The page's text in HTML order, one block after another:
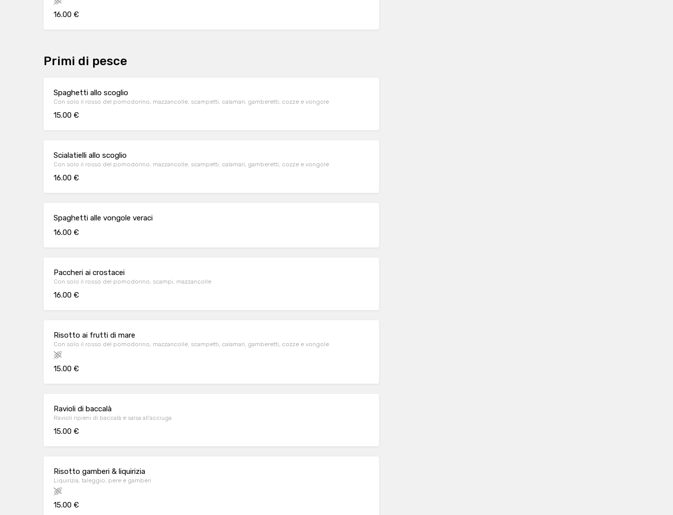
16.00 €
Primi di pesce
Spaghetti allo scoglio
Con solo il rosso del pomodorino, mazzancolle, scampetti, calamari, gamberetti, cozze e vongole
15.00 €
Scialatielli allo scoglio
Con solo il rosso del pomodorino, mazzancolle, scampetti, calamari, gamberetti, cozze e vongole
16.00 €
Spaghetti alle vongole veraci
16.00 €
Paccheri ai crostacei
Con solo il rosso del pomodorino, scampi, mazzancolle
16.00 €
Risotto ai frutti di mare
Con solo il rosso del pomodorino, mazzancolle, scampetti, calamari, gamberetti, cozze e vongole
15.00 €
Ravioli di baccalà
Ravioli ripieni di baccalà e salsa all’acciuga
15.00 €
Risotto gamberi & liquirizia
Liquirizia, taleggio, pere e gamberi
15.00 €